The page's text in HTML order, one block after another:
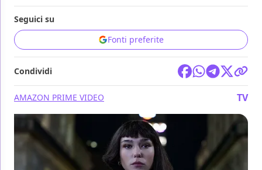
Seguici su
Fonti preferite
Condividi
AMAZON PRIME VIDEO TV